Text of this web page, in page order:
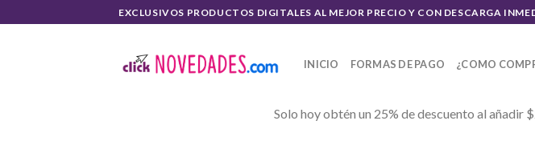
to
EXCLUSIVOS PRODUCTOS DIGITALES AL MEJOR PRECIO Y CON DESCARGA
INICIO FORMAS DE PAGO ¿COMO
Solo hoy obtén un 25% de descuento al añadir